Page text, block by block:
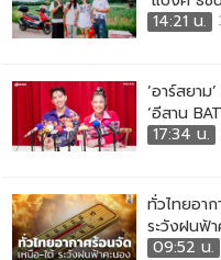
14:21 น.
‘อาร์สยาม
‘อีสาน
17:34 น.
ทั่วไทยอา
ระวังฝนฟ้
09:52 น.